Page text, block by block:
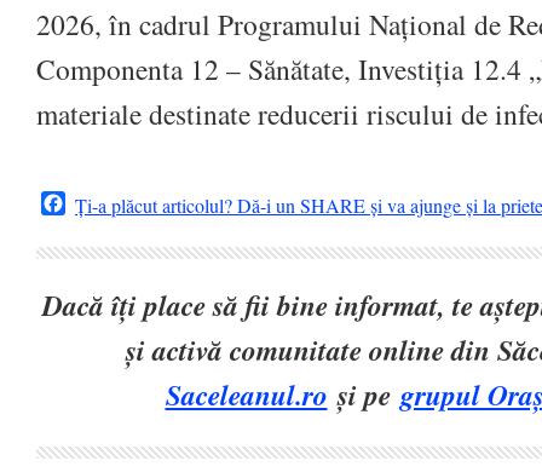
2026, în cadrul Programului Național de
Componenta 12 – Sănătate, Investiția 12.4
materiale destinate reducerii riscului de
Facebook
Ți-a plăcut articolul? Dă-i un SHARE și va ajunge și la
Dacă îți place să fii bine informat, te
și activă comunitate online din
Saceleanul.ro și pegrupul